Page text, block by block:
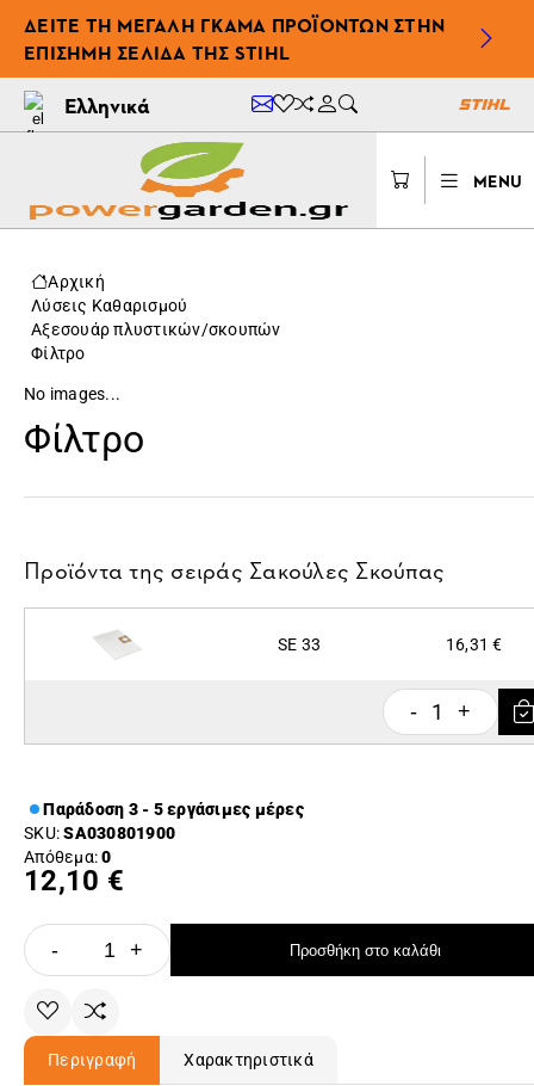
ΔΕΊΤΕ ΤΗ ΜΕΓΆΛΗ ΓΚΆΜΑ ΠΡΟΪΌΝΤΩΝ ΣΤΗΝ
ΕΠΊΣΗΜΗ ΣΕΛΊΔΑ ΤΗΣ STIHL
Ελληνικά
MENU
Αρχική
Λύσεις Καθαρισμού
Αξεσουάρ πλυστικών/σκουπών
Φίλτρο
No images...
Φίλτρο
Προϊόντα της σειράς Σακούλες Σκούπας
SE 33 16,31 €
- 1 +
Παράδοση 3 - 5 εργάσιμες μέρες
SKU:SA030801900
Απόθεμα:0
12,10 €
- + Προσθήκη στο καλάθι
Περιγραφή Χαρακτηριστικά